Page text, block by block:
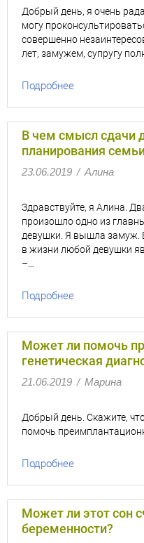
Добрый день, я очень
могу
совершенно
лет, замужем, супругу
Подробнее
В чем смысл сдачи
планирования
23.06.2019 / Алина
Здравствуйте, я Алина.
произошло одно из
девушки. Я вышла
в жизни любой девушки
–…
Подробнее
Может ли помочь
генетическая
21.06.2019 / Марина
Добрый день. Скажите,
помочь
Подробнее
Может ли этот сон
беременности?